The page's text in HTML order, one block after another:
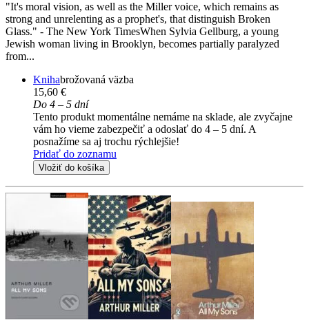
"It's moral vision, as well as the Miller voice, which remains as
strong and unrelenting as a prophet's, that distinguish Broken
Glass." - The New York TimesWhen Sylvia Gellburg, a young
Jewish woman living in Brooklyn, becomes partially paralyzed
from...
Knihabrožovaná väzba
15,60 €
Do 4 – 5 dní
Tento produkt momentálne nemáme na sklade, ale zvyčajne
vám ho vieme zabezpečiť a odoslať do 4 – 5 dní. A
posnažíme sa aj trochu rýchlejšie!
Pridať do zoznamu
Vložiť do košíka